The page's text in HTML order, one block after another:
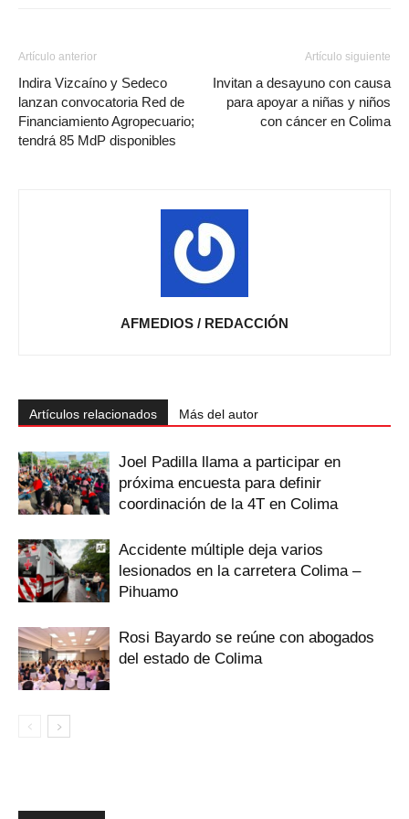
Artículo anterior
Indira Vizcaíno y Sedeco
lanzan convocatoria Red de
Financiamiento Agropecuario;
tendrá 85 MdP disponibles
Artículo siguiente
Invitan a desayuno con causa
para apoyar a niñas y niños
con cáncer en Colima
AFMEDIOS / REDACCIÓN
Artículos relacionados Más del autor
Joel Padilla llama a participar en
próxima encuesta para definir
coordinación de la 4T en Colima
Accidente múltiple deja varios
lesionados en la carretera Colima –
Pihuamo
Rosi Bayardo se reúne con abogados
del estado de Colima